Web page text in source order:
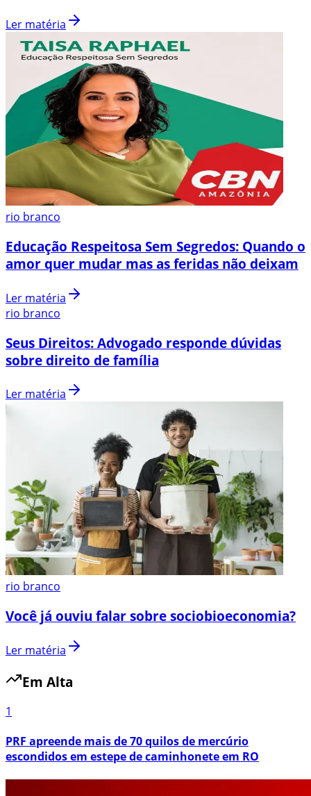
Ler matéria
rio branco
Educação Respeitosa Sem Segredos: Quando o
amor quer mudar mas as feridas não deixam
Ler matéria
rio branco
Seus Direitos: Advogado responde dúvidas
sobre direito de família
Ler matéria
rio branco
Você já ouviu falar sobre sociobioeconomia?
Ler matéria
Em Alta
1
PRF apreende mais de 70 quilos de mercúrio
escondidos em estepe de caminhonete em RO